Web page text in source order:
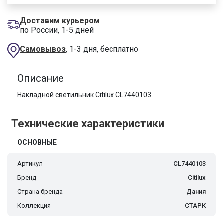
Доставим курьером
по России, 1-5 дней
Самовывоз, 1-3 дня, бесплатно
Описание
Накладной светильник Citilux CL7440103
Технические характеристики
ОСНОВНЫЕ
Артикул
CL7440103
Бренд
Citilux
Страна бренда
Дания
Коллекция
СТАРК